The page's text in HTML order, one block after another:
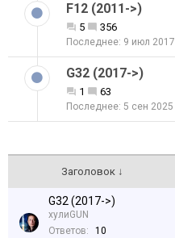
F12 (2011->)
5 356
9 июл 2017
G32 (2017->)
1 63
5 сен 2025
Заголовок ↓
G32 (2017->)
хулиGUN
Ответов:
10